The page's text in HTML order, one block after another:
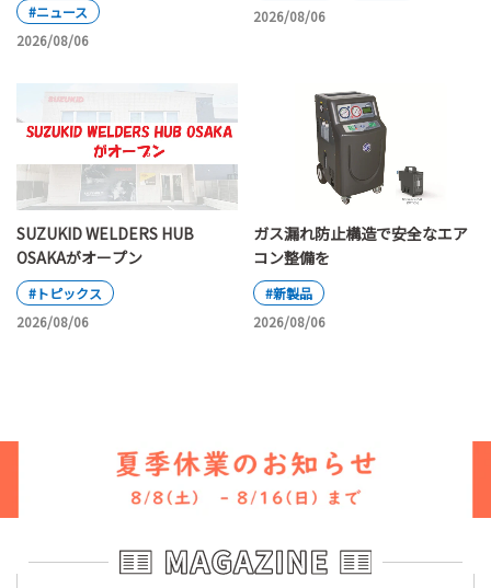
#ニュース
2026/08/06
2026/08/06
SUZUKID WELDERS HUB
OSAKAがオープン
#トピックス
2026/08/06
ガス漏れ防止構造で安全なエア
コン整備を
#新製品
2026/08/06